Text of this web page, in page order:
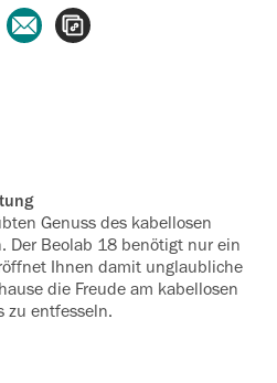
teilen
per WhatsApp teilen
per E-Mail teilen
‍Genuss des kabellosen
Der Beolab 18 ‍benötigt nur ein
Ihnen damit unglaubliche
die Freude am kabellosen
zu entfesseln.